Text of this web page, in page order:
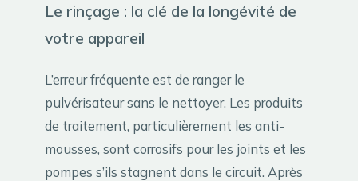
Le rinçage : la clé de la longévité de
votre appareil
L’erreur fréquente est de ranger le
pulvérisateur sans le nettoyer. Les produits
de traitement, particulièrement les anti-
mousses, sont corrosifs pour les joints et les
pompes s’ils stagnent dans le circuit. Après